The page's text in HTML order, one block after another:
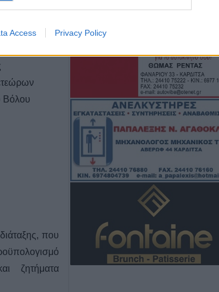
Access Privacy Policy
Βόλου
που
ζητήματα
σε 67.746 δικαιούχους για την
7 Αυγούστου 2026, 19:35
Η Αγγλική Ποδοσφαιρική
Ομοσπονδία καταργεί τα
τσιμεντένια προστατευτικά γύρω
απ’ τον αγωνιστικό χώρο μετά τον
θάνατο ποδοσφαιριστή
7 Αυγούστου 2026, 19:30
Το Σάββατο 8 Αυγούστου η κηδεία
της Μάχης Νίκου
7 Αυγούστου 2026, 19:18
Κύπελλο Ελλάδας: Το πλήρες
πρόγραμμα του 2ου
προκριματικού γύρου - Στο
γήπεδο του Μακεδονικού το
Αναγέννηση - Άρης